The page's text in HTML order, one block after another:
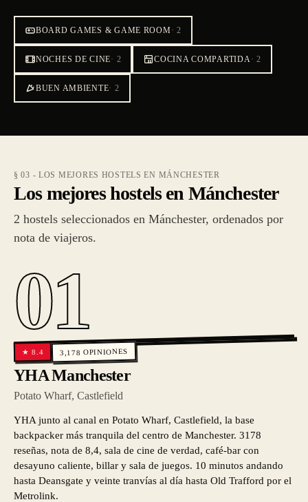
BOARD GAMES & GAME ROOM·2
NOCHES DE CINE· 2 COCINA COMPARTIDA· 2
BUEN AMBIENTE· 2
§ 03 - LOS MEJORES HOSTELS EN MÁNCHESTER
Los mejores hostels en Mánchester
2 hostels seleccionados en Mánchester, ordenados por
nota de viajeros.
01
★8.4 3,178 OPINIONES
YHA Manchester
Potato Wharf, Castlefield
YHA junto al canal en Potato Wharf, Castlefield, la base
backpacker más tranquila del centro de Manchester. 3178
reseñas, nota de 8,4, sala de cine de verdad, café-bar con
desayuno caliente, billar y sala de juegos. 10 minutos andando
hasta Deansgate y veinte tranvías al día hasta Old Trafford por el
Metrolink.